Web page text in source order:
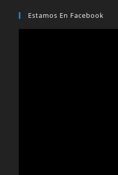
Estamos En Facebook